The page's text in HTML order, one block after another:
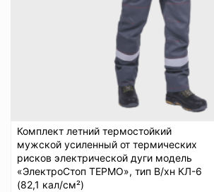
Комплект летний термостойкий
мужской усиленный от термических
рисков электрической дуги модель
«ЭлектроСтоп ТЕРМО», тип В/хн КЛ-6
(82,1 кал/см²)